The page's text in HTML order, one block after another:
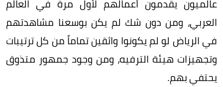
عالميون يقدمون أعمالهم لأول مرة في العالم
العربي، ومن دون شك لم يكن بوسعنا مشاهدتهم
في الرياض لو لم يكونوا واثقين تماماً من كل ترتيبات
وتجهيزات هيئة الترفيه، ومن وجود جمهور متذوق
يحتفي بهم.